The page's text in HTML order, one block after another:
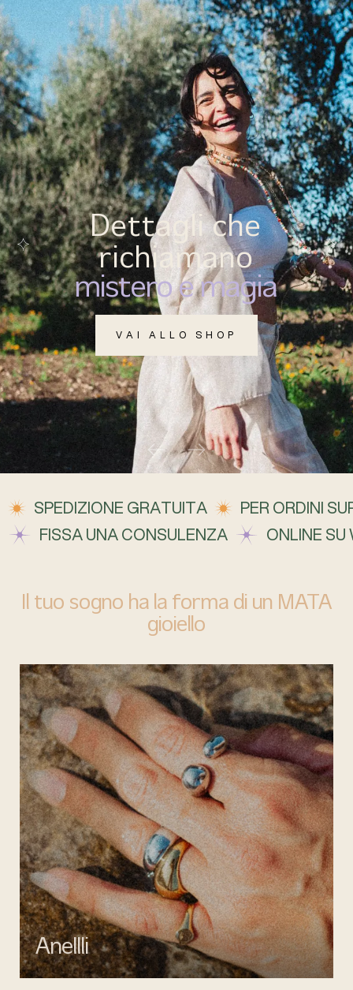
(0)
MENU
Dettagli che
richiamano
mistero e magia
VAI ALLO SHOP
SPEDIZIONE GRATUITA
PER ORDINI
FISSA UNA CONSULENZA
ONLINE
Il tuo sogno ha la forma di un MATA
gioiello
Anellli
Scopri la collezione di anelli artigianali di Mata gioielli, realizzati in